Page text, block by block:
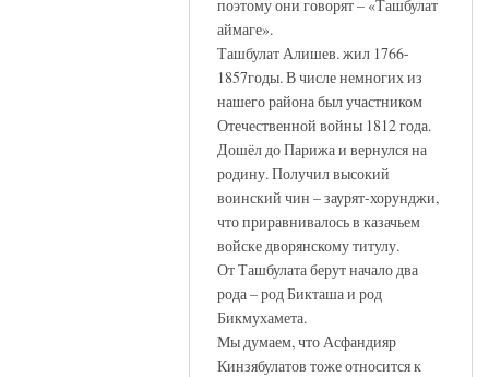
поэтому они говорят – «Ташбулат
аймаге».
Ташбулат Алишев. жил 1766-
1857годы. В числе немногих из
нашего района был участником
Отечественной войны 1812 года.
Дошёл до Парижа и вернулся на
родину. Получил высокий
воинский чин – заурят-хорунджи,
что приравнивалось в казачьем
войске дворянскому титулу.
От Ташбулата берут начало два
рода – род Бикташа и род
Бикмухамета.
Мы думаем, что Асфандияр
Кинзябулатов тоже относится к